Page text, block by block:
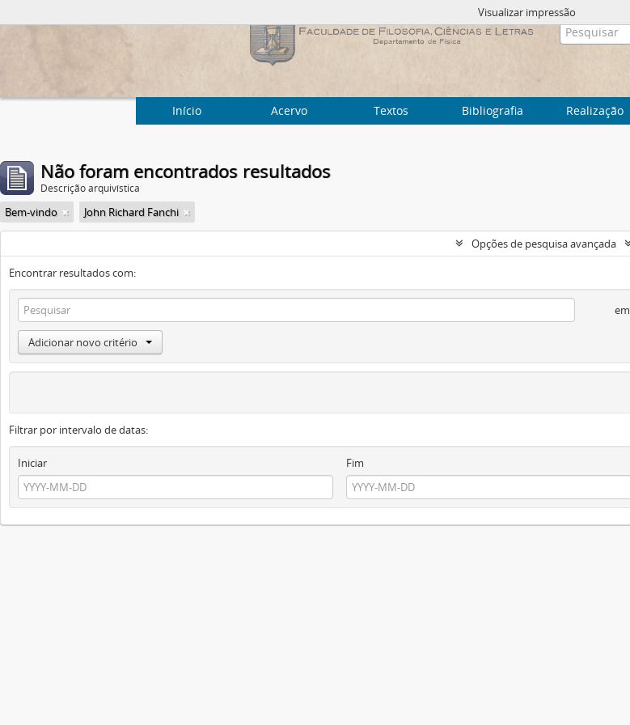
Início Acervo Textos Bibliografia Realização
Visualizar impressão
Não foram encontrados resultados
Descrição arquivística
Bem-vindo John Richard Fanchi
Opções de pesquisa avançada
Encontrar resultados com:
em
Adicionar novo critério
Filtrar por intervalo de datas:
Iniciar
Fim